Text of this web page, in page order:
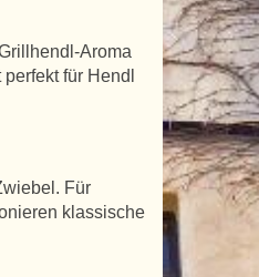
Aroma
für Hendl
Für
klassische